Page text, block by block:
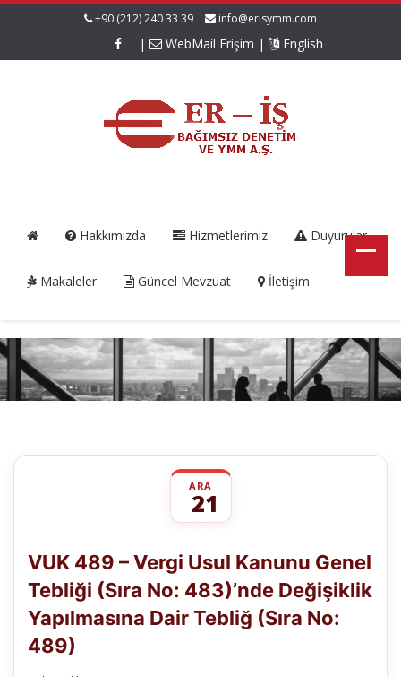
+90 (212) 240 33 39 info@erisymm.com
| WebMail Erişim | English
Hakkımızda Hizmetlerimiz Duyurular
Makaleler Güncel Mevzuat İletişim
ARA
21
–
Vergi
Usul
Genel
VUK 489 – Vergi Usul Kanunu Genel
Tebliği (Sıra No: 483)’nde Değişiklik
Yapılmasına Dair Tebliğ (Sıra No:
489)